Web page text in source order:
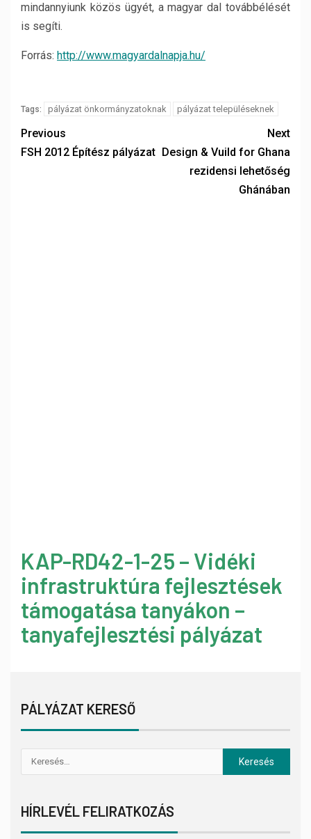
mindannyiunk közös ügyét, a magyar dal továbbélését
is segíti.
Forrás: http://www.magyardalnapja.hu/
Tags: pályázat önkormányzatoknak pályázat településeknek
Previous
FSH 2012 Építész pályázat
Next
Design & Vuild for Ghana
rezidensi lehetőség
Ghánában
KAP-RD42-1-25 – Vidéki
infrastruktúra fejlesztések
támogatása tanyákon –
tanyafejlesztési pályázat
PÁLYÁZAT KERESŐ
HÍRLEVÉL FELIRATKOZÁS